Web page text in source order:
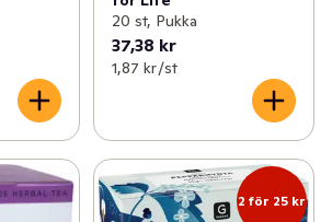
20 st, Pukka
37,38 kr
1,87 kr /st
2 för 25 kr